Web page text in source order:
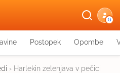
G
Postopek Opombe
› Harlekin zelenjava v pečici